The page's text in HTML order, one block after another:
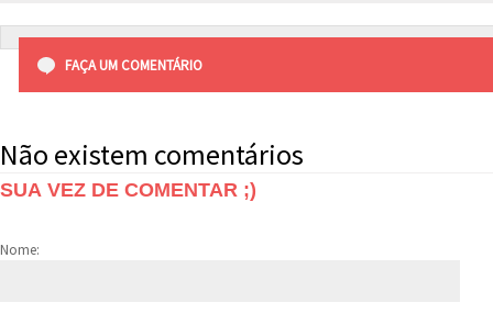
FAÇA UM COMENTÁRIO
Não existem comentários
SUA VEZ DE COMENTAR ;)
Nome: